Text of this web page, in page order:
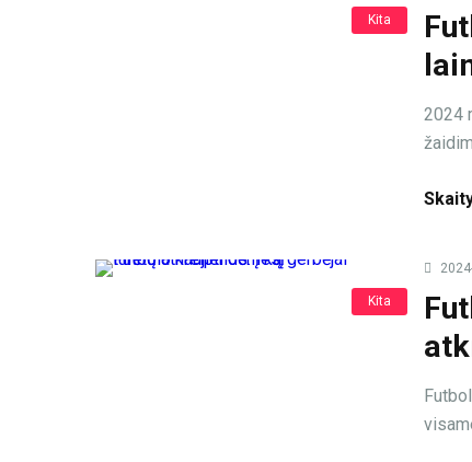
Kita
2024
Kita